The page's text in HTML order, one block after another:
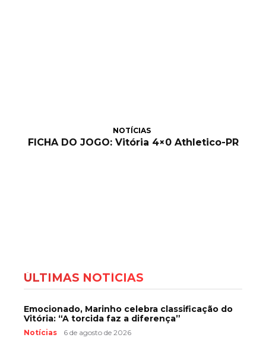
NOTÍCIAS
FICHA DO JOGO: Vitória 4×0 Athletico-PR
ÚLTIMAS NOTÍCIAS
Emocionado, Marinho celebra classificação do
Vitória: “A torcida faz a diferença”
Notícias 6 de agosto de 2026